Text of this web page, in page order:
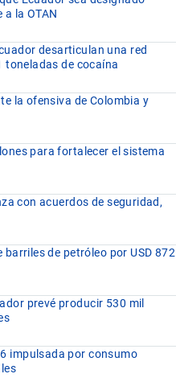
la OTAN
desarticulan una red
toneladas de cocaína
la ofensiva de Colombia y
para fortalecer el sistema
con acuerdos de seguridad,
de petróleo por USD 872
prevé producir 530 mil
impulsada por consumo